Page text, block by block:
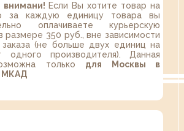
внимани! Если Вы хотите товар на
за каждую единицу товара вы
оплачиваете курьерскую
размере 350 руб., вне зависимости
(не больше двух единиц на
производителя). Данная
только для Москвы в
МКАД